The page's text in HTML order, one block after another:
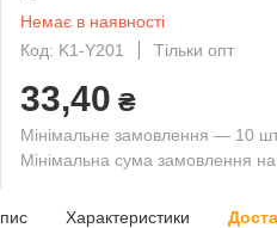
Немає в наявності
Код: K1-Y201
Тільки опт
33,40 ₴
Мінімальне замовлення — 10
Мінімальна сума замовлення
Характеристики